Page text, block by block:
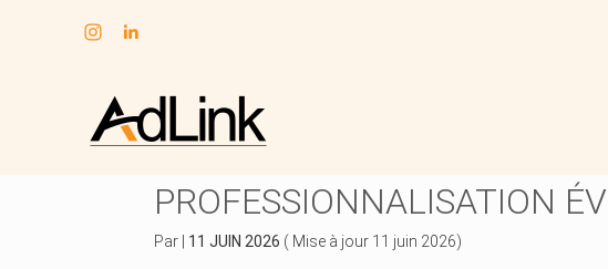
Aller
au
PROFESSIONNALISATION
Par 11 JUIN 2026 ( Mise à jour 11 juin 2026)